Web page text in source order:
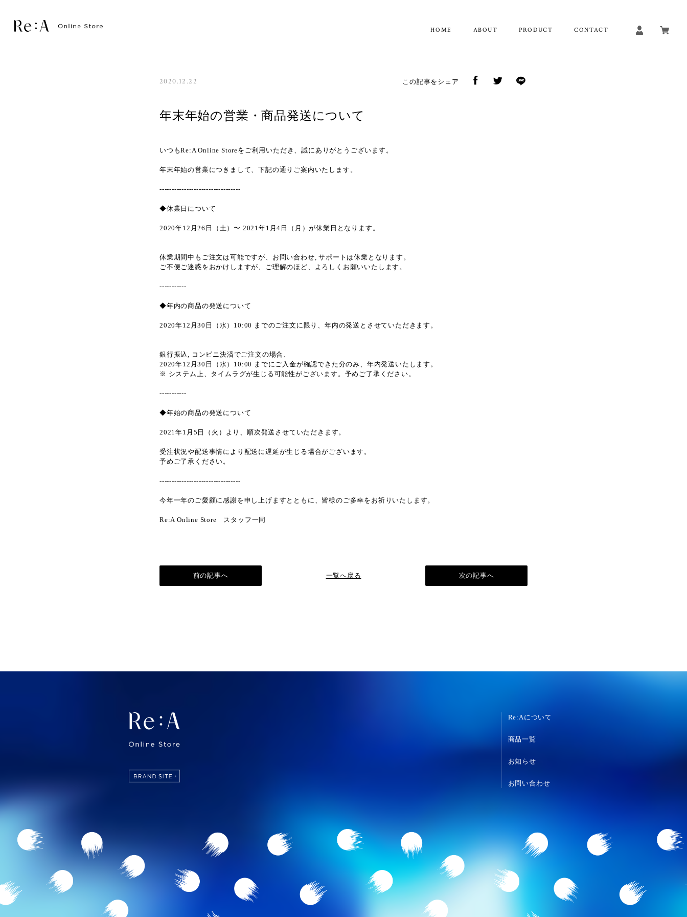
HOME ABOUT PRODUCT CONTACT
2020.12.22 この記事をシェア
年末年始の営業・商品発送について
いつもRe:A Online Storeをご利用いただき、誠にありがとうございます。
年末年始の営業につきまして、下記の通りご案内いたします。
---------------------------------
◆休業日について
2020年12月26日（土）〜 2021年1月4日（月）が休業日となります。
休業期間中もご注文は可能ですが、お問い合わせ, サポートは休業となります。
ご不便ご迷惑をおかけしますが、ご理解のほど、よろしくお願いいたします。
-----------
◆年内の商品の発送について
2020年12月30日（水）10:00 までのご注文に限り、年内の発送とさせていただきます。
銀行振込, コンビニ決済でご注文の場合、
2020年12月30日（水）10:00 までにご入金が確認できた分のみ、年内発送いたします。
※ システム上、タイムラグが生じる可能性がございます。予めご了承ください。
-----------
◆年始の商品の発送について
2021年1月5日（火）より、順次発送させていただきます。
受注状況や配送事情により配送に遅延が生じる場合がございます。
予めご了承ください。
---------------------------------
今年一年のご愛顧に感謝を申し上げますとともに、皆様のご多幸をお祈りいたします。
Re:A Online Store スタッフ一同
前の記事へ 一覧へ戻る 次の記事へ
Re:Aについて
商品一覧
お知らせ
お問い合わせ